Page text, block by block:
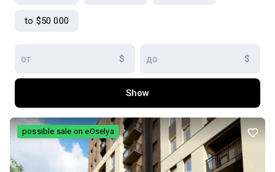
to $50 000
$ $
Show
possible sale on eOselya